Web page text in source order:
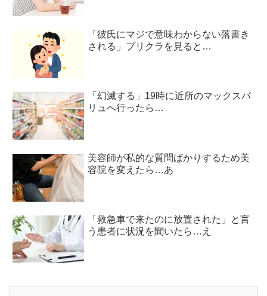
「彼氏にマジで意味わからない落書き
される」プリクラを見ると…
「幻滅する」19時に近所のマックスバ
リュへ行ったら…
美容師が私的な質問ばかりするため美
容院を変えたら…あ
「救急車で来たのに放置された」と言
う患者に状況を聞いたら…え